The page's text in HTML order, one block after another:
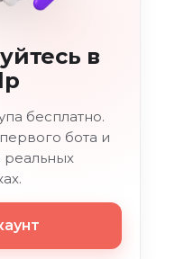
в
бесплатно.
бота и
реальных